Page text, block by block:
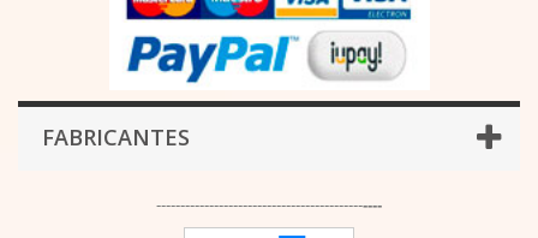
FABRICANTES
-----------------------------------------------